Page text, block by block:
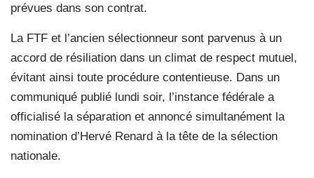
prévues dans son contrat.
La FTF et l’ancien sélectionneur sont parvenus à un
accord de résiliation dans un climat de respect mutuel,
évitant ainsi toute procédure contentieuse. Dans un
communiqué publié lundi soir, l’instance fédérale a
officialisé la séparation et annoncé simultanément la
nomination d’Hervé Renard à la tête de la sélection
nationale.